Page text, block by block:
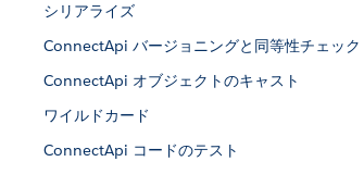
シリアライズ
ConnectApi バージョニングと同等性チェック
ConnectApi オブジェクトのキャスト
ワイルドカード
ConnectApi コードのテスト